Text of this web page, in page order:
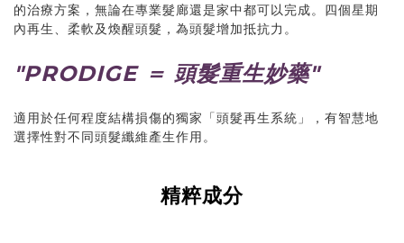
的治療方案，無論在專業髮廊還是家中都可以完成。四個星期
內再生、柔軟及煥醒頭髮，為頭髮增加抵抗力。
"PRODIGE ＝ 頭髮重生妙藥"
適用於任何程度結構損傷的獨家「頭髮再生系統」，有智慧地
選擇性對不同頭髮纖維產生作用。
精粹成分